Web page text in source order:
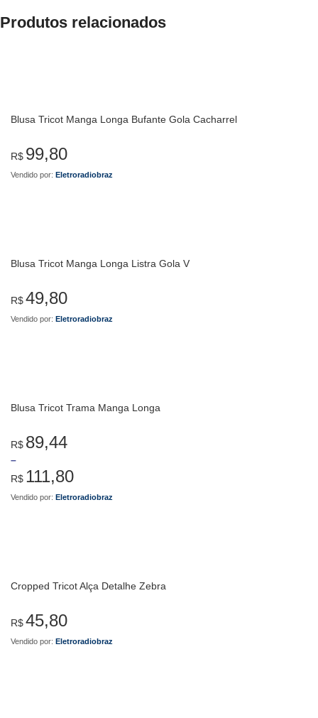
Produtos relacionados
Blusa Tricot Manga Longa Bufante Gola Cacharrel
R$ 99,80
Vendido por: Eletroradiobraz
Blusa Tricot Manga Longa Listra Gola V
R$49,80
Vendido por: Eletroradiobraz
Blusa Tricot Trama Manga Longa
R$ 89,44
–
R$ 111,80
Vendido por: Eletroradiobraz
Cropped Tricot Alça Detalhe Zebra
R$45,80
Vendido por: Eletroradiobraz